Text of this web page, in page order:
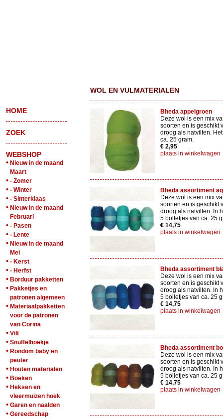
HOME
ZOEK
WEBSHOP
• Nieuw in de maand
Maart
• - Zomer
• - Winter
• - Sinterklaas
• Nieuw in de maand
Februari
• - Pasen
• - Lente
• Nieuw in de maand
Mei
• - Kerst
• - Herfst
• Borduur pakketten
• Pakketjes en
patronen algemeen
• Materiaalpakketten
voor de patronen
van Corina
• Vilt
• Snuffelhoekje
• Rondom baby en
peuter
• Houten materialen
• Boeken
• Heksen en
vleermuizen hoek
• Garen en naalden
• Gereedschap
WOL EN VULMATERIALEN
Bheda appelgroen
Deze wol is een mix
soorten en is geschikt
droog als natvilten.
ca. 25 gram.
€ 2,95
plaats in winkelwagen
Bheda assortiment
Deze wol is een mix
soorten en is geschikt
droog als natvilten. In
5 bolletjes van ca. 25
€ 14,75
plaats in winkelwagen
Bheda assortiment
Deze wol is een mix
soorten en is geschikt
droog als natvilten. In
5 bolletjes van ca. 25
€ 14,75
plaats in winkelwagen
Bheda assortiment
Deze wol is een mix
soorten en is geschikt
droog als natvilten. In
5 bolletjes van ca. 25
€ 14,75
plaats in winkelwagen